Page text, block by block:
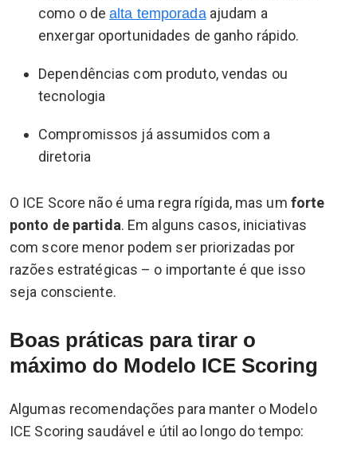
como o dealta temporadaajudam a
enxergar oportunidades de ganho rápido.
Dependências com produto, vendas ou
tecnologia
Compromissos já assumidos com a
diretoria
O ICE Score não é uma regra rígida, mas um forte
ponto de partida. Em alguns casos, iniciativas
com score menor podem ser priorizadas por
razões estratégicas – o importante é que isso
seja consciente.
Boas práticas para tirar o
máximo do Modelo ICE Scoring
Algumas recomendações para manter o Modelo
ICE Scoring saudável e útil ao longo do tempo: